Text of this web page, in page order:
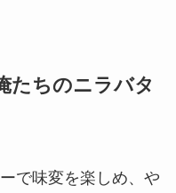
るたびに身体の芯か
な『俺たちの豚汁う